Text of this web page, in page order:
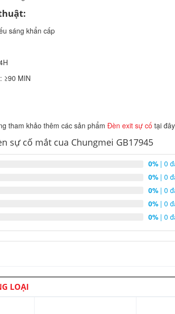
sáng khẩn cấp
≥90 MIN
tham khảo thêm các sản phẩm Đèn exit sự cố tại
sự cố mắt cua Chungmei GB17945
0% | 0
0% | 0
0% | 0
0% | 0
0% | 0
LOẠI